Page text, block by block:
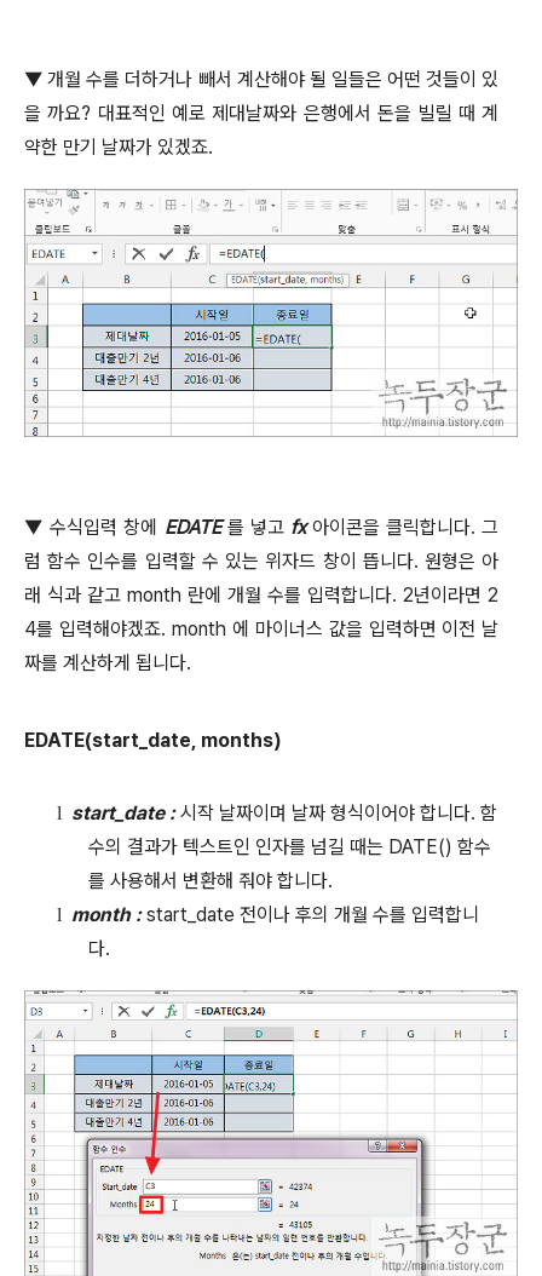
▼ 개월 수를 더하거나 빼서 계산해야 될 일들은 어떤 것들이 있
을 까요? 대표적인 예로 제대날짜와 은행에서 돈을 빌릴 때 계
약한 만기 날짜가 있겠죠.
▼ 수식입력 창에 EDATE 를 넣고 fx아이콘을 클릭합니다.그
럼 함수 인수를 입력할 수 있는 위자드 창이 뜹니다.원형은 아
래 식과 같고month 란에 개월 수를 입력합니다. 2년이라면2
4를 입력해야겠죠. month 에 마이너스 값을 입력하면 이전 날
짜를 계산하게 됩니다.
EDATE(start_date, months)
l start_date : 시작 날짜이며 날짜 형식이어야 합니다. 함
수의 결과가 텍스트인 인자를 넘길 때는 DATE()함수
를 사용해서 변환해 줘야 합니다.
l month :start_date 전이나 후의 개월 수를 입력합니
다.